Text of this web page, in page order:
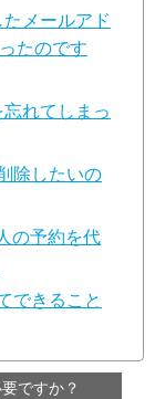
メールアド
たのです
れてしまっ
除したいの
の予約を代
できること
ですか？